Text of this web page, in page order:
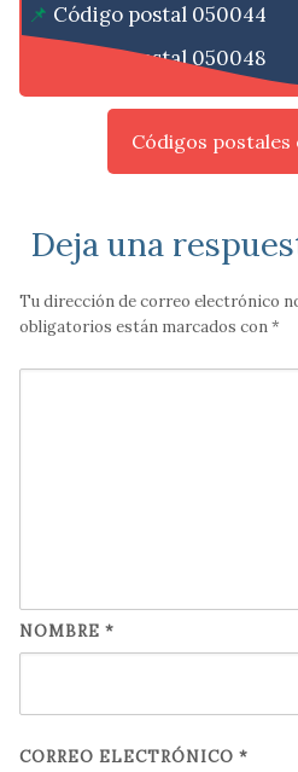
Código postal 050044
Código postal 050048
Códigos postales
Deja una
Tu dirección de correo electrónico
obligatorios están marcados con*
NOMBRE *
CORREO ELECTRÓNICO *